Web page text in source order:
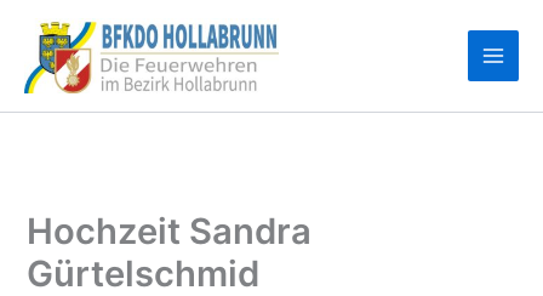
Inhalt
springen
Hochzeit Sandra
Gürtelschmid